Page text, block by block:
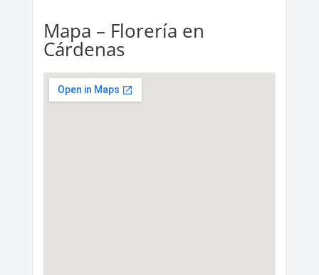
Mapa – Florería en
Cárdenas